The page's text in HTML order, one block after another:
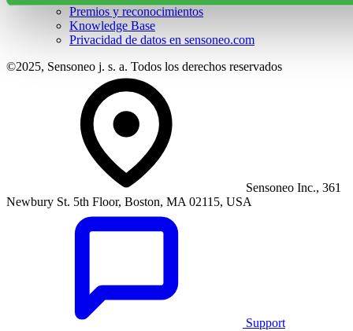
Premios y reconocimientos
Knowledge Base
Privacidad de datos en sensoneo.com
©2025, Sensoneo j. s. a. Todos los derechos reservados
Sensoneo Inc., 361
Newbury St. 5th Floor, Boston, MA 02115, USA
Support